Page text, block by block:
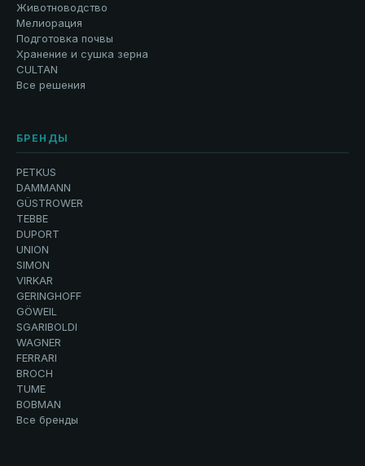
Животноводство
Мелиорация
Подготовка почвы
Хранение и сушка зерна
CULTAN
Все решения
БРЕНДЫ
PETKUS
DAMMANN
GÜSTROWER
TEBBE
DUPORT
UNION
SIMON
VIRKAR
GERINGHOFF
GÖWEIL
SGARIBOLDI
WAGNER
FERRARI
BROCH
TUME
BOBMAN
Все бренды